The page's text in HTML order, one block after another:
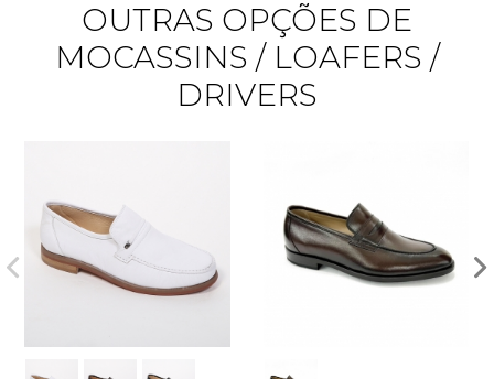
OUTRAS OPÇÕES DE
MOCASSINS / LOAFERS /
DRIVERS